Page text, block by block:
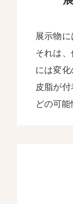
展示物に
それは
には変化
皮脂が
どの可能